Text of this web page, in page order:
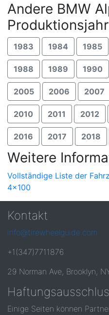
Andere BMW
1983 1984 1985
1988 1989 1990
2005 2006 2007
2010 2011 2012
2016 2017 2018
Weitere
Vollständige Liste der
4x100
Kontakt
info@tirewheelguide.com
+1(347)7711876
29 Norman Ave, Brooklyn,
Einige Seiten können